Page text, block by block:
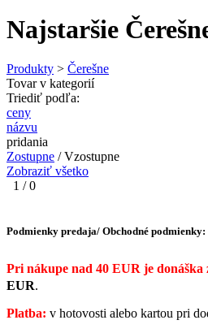
Najstaršie
Produkty > Čerešne
Tovar v kategorií
Triediť podľa:
ceny
názvu
pridania
Zostupne / Vzostupne
Zobraziť všetko
1 / 0
Podmienky predaja/ Obchodné podmienky:
Pri nákupe nad 40 EUR je donáška
EUR.
Platba: v hotovosti alebo kartou pri